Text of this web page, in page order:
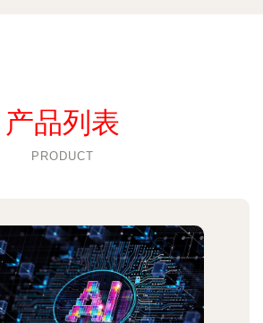
产品列表
PRODUCT